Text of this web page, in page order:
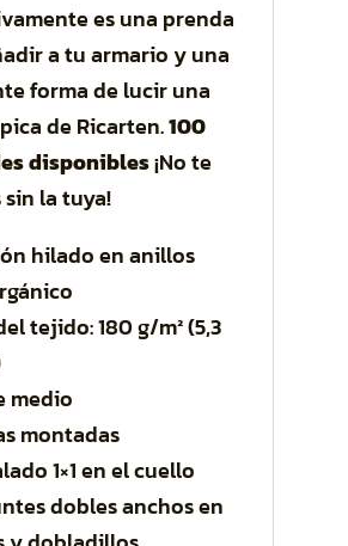
es una prenda
a tu armario y una
forma de lucir una
de Ricarten.100
disponibles¡No te
la tuya!
hilado en anillos
tejido: 180 g/m² (5,3
medio
montadas
1×1 en el cuello
dobles anchos en